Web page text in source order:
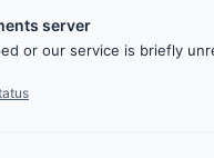
server
or our service is briefly